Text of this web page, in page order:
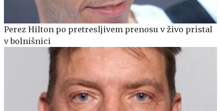
Perez Hilton po pretresljivem prenosu v živo pristal
v bolnišnici